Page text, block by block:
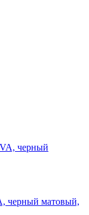
черный матовый,